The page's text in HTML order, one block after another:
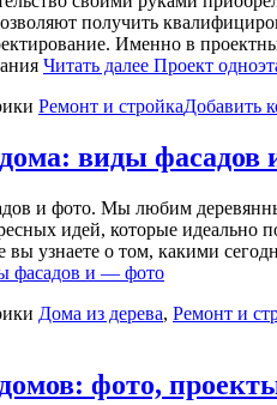
получить
Именно в
Читать далее Проект
Ремонт и стройкаДобавить
виды фасадов
и фото. Мы любим
идей, которые
вы узнаете о том, какими
фасадов и — фото
Дома из дерева, Ремонт и
фото,